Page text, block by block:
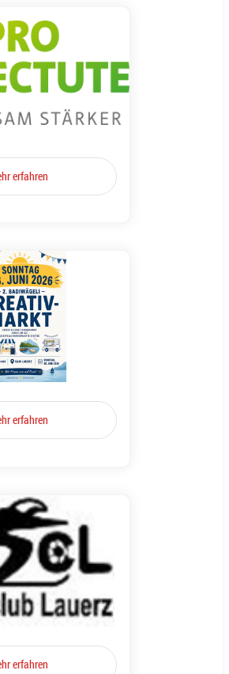
erfahren
erfahren
erfahren